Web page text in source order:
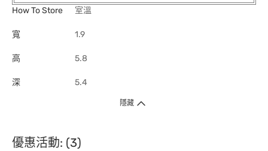
How To Store
室溫
寬 1.9
高 5.8
深 5.4
隱藏
優惠活動: (3)